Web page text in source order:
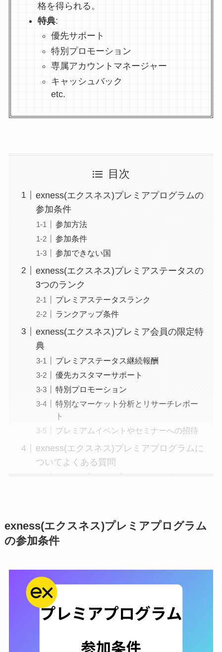
格を得られる。
特典:
優先サポート
特別プロモーション
専属アカウントマネージャー
キャッシュバック
etc.
目次
exness(エクスネス)プレミアプログラムの
参加条件
参加方法
参加条件
参加できない国
exness(エクスネス)プレミアステータスの
3つのランク
プレミアステータスランク
ランクアップ条件
exness(エクスネス)プレミア会員の限定特
典
プレミアステータス継続報酬
優先カスタマーサポート
特別プロモーション
特別なマーケット分析とリサーチレポー
ト
プレミアムイベントやセミナーへの招待
exness(エクスネス)プレミアプログラムに
ついてよくある質問
Exnessプレミアプログラムとは何です
exness(エクスネス)プレミアプログラム
の参加条件